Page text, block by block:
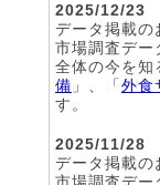
2025/12/23
データ掲載の
市場調査デー
全体の今を知
備 」、「外食
す。
2025/11/28
データ掲載の